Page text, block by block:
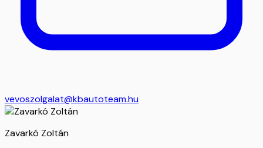
vevoszolgalat@kbautoteam.hu
Zavarkó Zoltán